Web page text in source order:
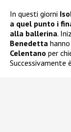
In questi giorni
a quel punto i
alla ballerina.
Benedetta
Celentano per
Successivamente